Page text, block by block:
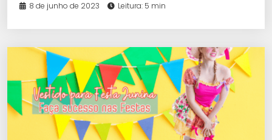
8 de junho de 2023 Leitura: 5 min